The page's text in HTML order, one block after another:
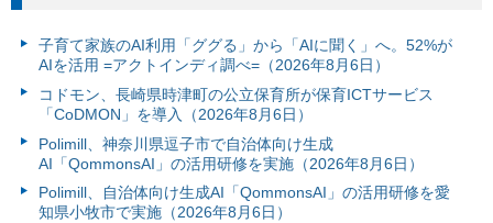
子育て家族のAI利用「ググる」から「AIに聞く」へ。52%が
AIを活用 =アクトインディ調べ=（2026年8月6日）
コドモン、長崎県時津町の公立保育所が保育ICTサービス
「CoDMON」を導入（2026年8月6日）
Polimill、神奈川県逗子市で自治体向け生成
AI「QommonsAI」の活用研修を実施（2026年8月6日）
Polimill、自治体向け生成AI「QommonsAI」の活用研修を愛
知県小牧市で実施（2026年8月6日）